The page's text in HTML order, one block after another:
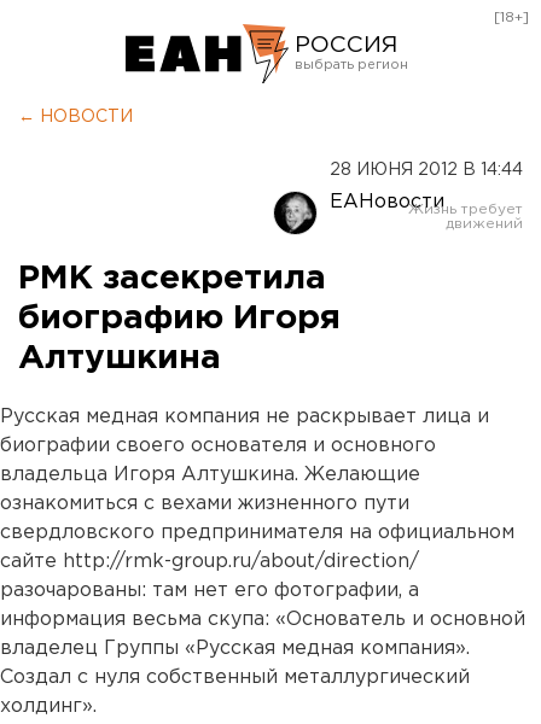
РОССИЯ
Оренбург
[18+]
← НОВОСТИ
28 ИЮНЯ 2012 В 14:44
ЕАНовости
РМК засекретила
биографию Игоря
Алтушкина
Русская медная компания не раскрывает лица и
биографии своего основателя и основного
владельца Игоря Алтушкина. Желающие
ознакомиться с вехами жизненного пути
свердловского предпринимателя на официальном
сайте http://rmk-group.ru/about/direction/
разочарованы: там нет его фотографии, а
информация весьма скупа: «Основатель и основной
владелец Группы «Русская медная компания».
Создал с нуля собственный металлургический
холдинг».